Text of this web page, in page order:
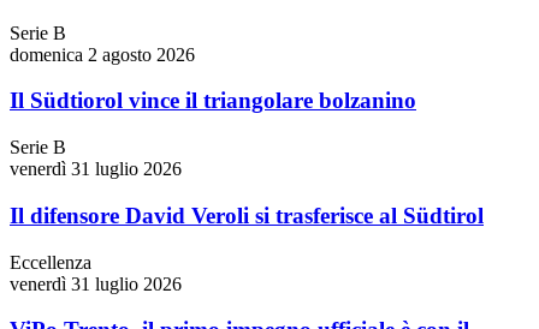
Serie B
domenica 2 agosto 2026
Il Südtiorol vince il triangolare bolzanino
Serie B
venerdì 31 luglio 2026
Il difensore David Veroli si trasferisce al Südtirol
Eccellenza
venerdì 31 luglio 2026